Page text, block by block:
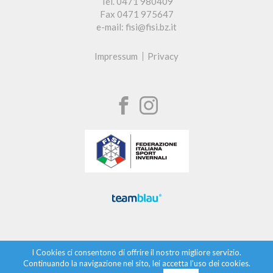
Fax 0471 975647
e-mail: fisi@fisi.bz.it
Impressum Privacy
I Cookies ci consentono di offrire il nostro migliore servizio.
Continuando la navigazione nel sito, lei accetta l’uso dei cookies.